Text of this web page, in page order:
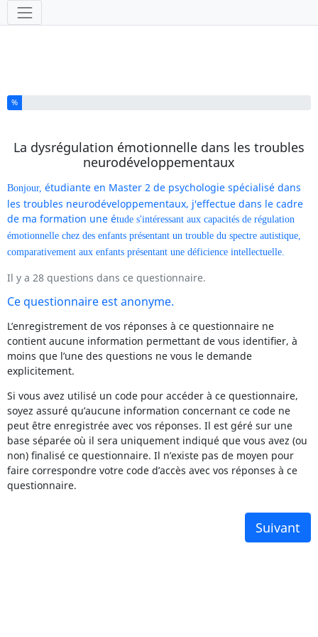
Outils
Vous avez complété % de ce questionnaire.
%
La dysrégulation émotionnelle dans les troubles
neurodéveloppementaux
Bonjour, étudiante en Master 2 de psychologie spécialisé dans
les troubles neurodéveloppementaux, j'effectue dans le cadre
de ma formation une étude s'intéressant aux capacités de régulation
émotionnelle chez des enfants présentant un trouble du spectre autistique,
comparativement aux enfants présentant une déficience intellectuelle.
Il y a 28 questions dans ce questionnaire.
Ce questionnaire est anonyme.
L’enregistrement de vos réponses à ce questionnaire ne
contient aucune information permettant de vous identifier, à
moins que l’une des questions ne vous le demande
explicitement.
Si vous avez utilisé un code pour accéder à ce questionnaire,
soyez assuré qu’aucune information concernant ce code ne
peut être enregistrée avec vos réponses. Il est géré sur une
base séparée où il sera uniquement indiqué que vous avez (ou
non) finalisé ce questionnaire. Il n’existe pas de moyen pour
faire correspondre votre code d’accès avec vos réponses à ce
questionnaire.
Suivant